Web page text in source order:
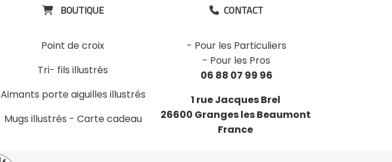
 BOUTIQUE
Point de croix
Tri- fils illustrés
Aimants porte aiguilles illustrés
Mugs illustrés - Carte cadeau
 CONTACT
- Pour les Particuliers
- Pour les Pros
06 88 07 99 96
1 rue Jacques Brel
26600 Granges les Beaumont
France